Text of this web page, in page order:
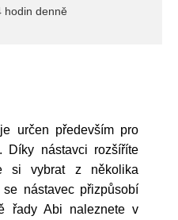
hodin denně
určen především pro
Díky nástavci rozšíříte
si vybrat z několika
nástavec přizpůsobí
řady Abi naleznete v